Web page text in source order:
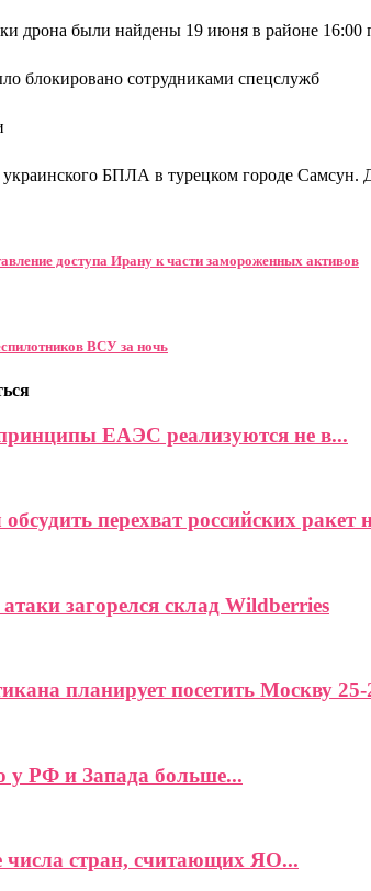
дрона были найдены 19 июня в районе 16:00
блокировано сотрудниками спецслужб
БПЛА в турецком городе Самсун.
доступа Ирану к части замороженных активов
ВСУ за ночь
ЕАЭС реализуются не в...
перехват российских ракет
загорелся склад Wildberries
планирует посетить Москву 25-
РФ и Запада больше...
числа стран, считающих ЯО...